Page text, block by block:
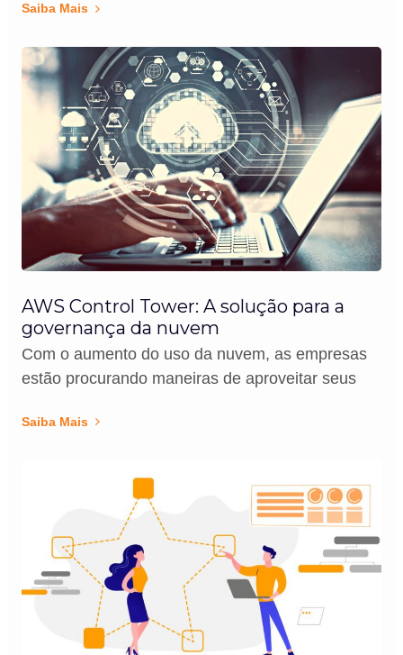
Saiba Mais
AWS Control Tower: A solução para a
governança da nuvem
Com o aumento do uso da nuvem, as empresas
estão procurando maneiras de aproveitar seus
Saiba Mais